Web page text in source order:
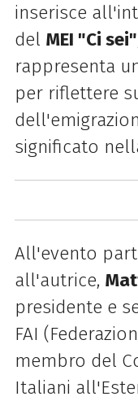
inserisce
del MEI "Ci sei"
rappresenta
per riflettere
significato
All'evento
all'autrice,
presidente e
FAI
membro del
Italiani